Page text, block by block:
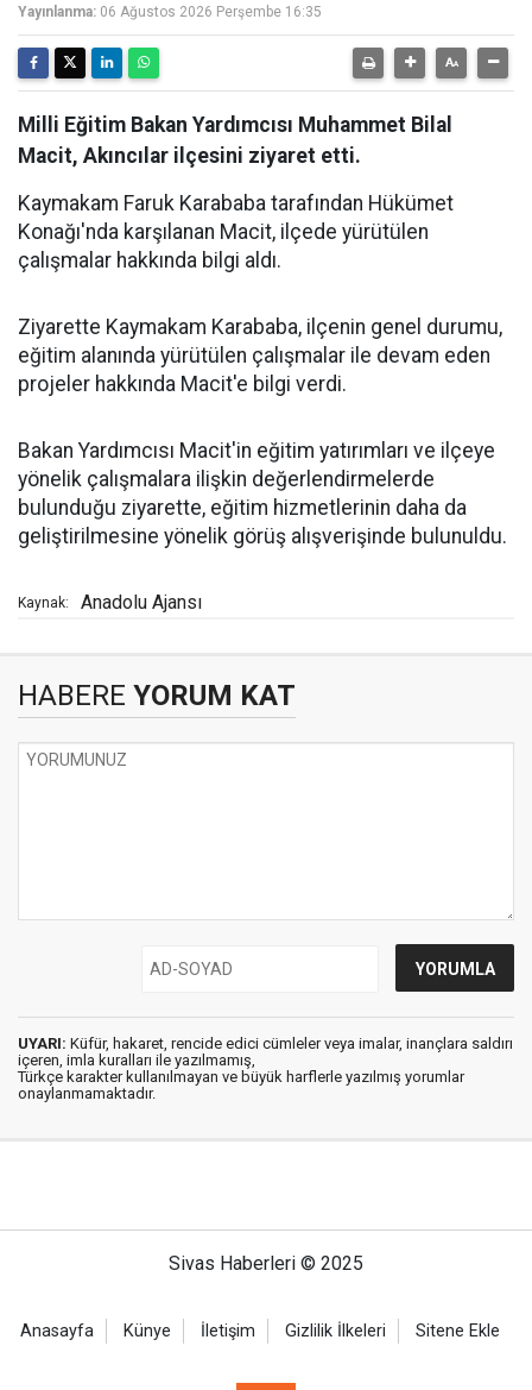
Yayınlanma: 06 Ağustos 2026 Perşembe 16:35
Milli Eğitim Bakan Yardımcısı Muhammet Bilal
Macit, Akıncılar ilçesini ziyaret etti.
Kaymakam Faruk Karababa tarafından Hükümet
Konağı'nda karşılanan Macit, ilçede yürütülen
çalışmalar hakkında bilgi aldı.
Ziyarette Kaymakam Karababa, ilçenin genel durumu,
eğitim alanında yürütülen çalışmalar ile devam eden
projeler hakkında Macit'e bilgi verdi.
Bakan Yardımcısı Macit'in eğitim yatırımları ve ilçeye
yönelik çalışmalara ilişkin değerlendirmelerde
bulunduğu ziyarette, eğitim hizmetlerinin daha da
geliştirilmesine yönelik görüş alışverişinde bulunuldu.
Kaynak: Anadolu Ajansı
HABERE YORUM KAT
UYARI: Küfür, hakaret, rencide edici cümleler veya imalar, inançlara saldırı
içeren, imla kuralları ile yazılmamış,
Türkçe karakter kullanılmayan ve büyük harflerle yazılmış yorumlar
onaylanmamaktadır.
Sivas Haberleri © 2025
Anasayfa Künye İletişim Gizlilik İlkeleri Sitene Ekle